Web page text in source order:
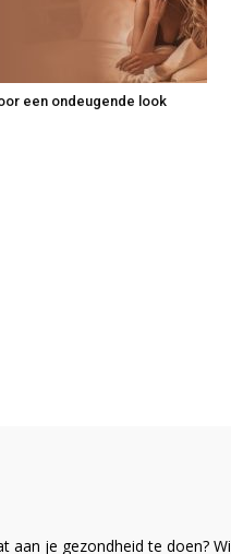
een ondeugende look
aan je gezondheid te doen?